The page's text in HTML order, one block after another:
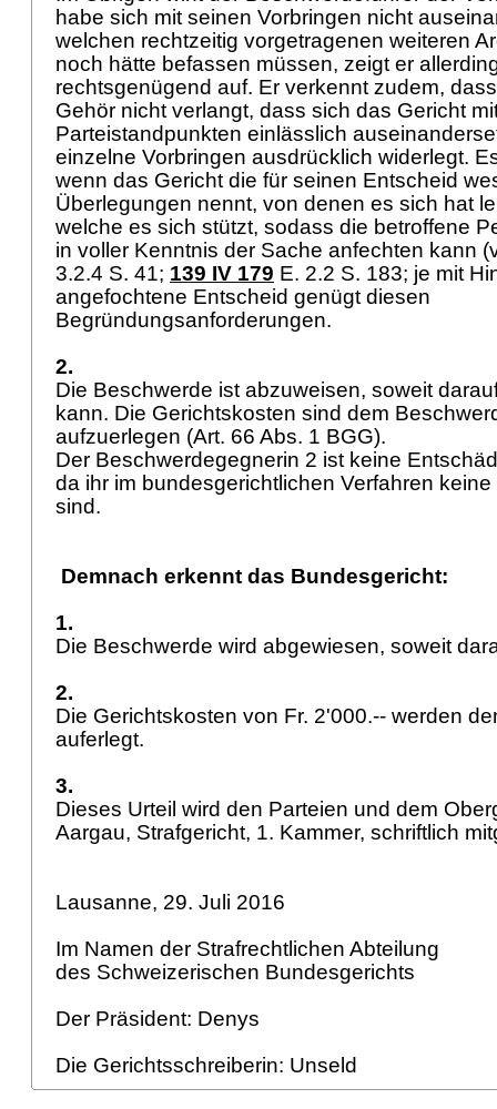
habe sich mit seinen Vorbringen nicht
welchen rechtzeitig vorgetragenen weiteren
noch hätte befassen müssen, zeigt er
rechtsgenügend auf. Er verkennt zudem,
Gehör nicht verlangt, dass sich das Gericht
Parteistandpunkten einlässlich
einzelne Vorbringen ausdrücklich widerlegt.
wenn das Gericht die für seinen Entscheid
Überlegungen nennt, von denen es sich hat
welche es sich stützt, sodass die betroffene
in voller Kenntnis der Sache anfechten kann
3.2.4 S. 41; 139 IV 179 E. 2.2 S. 183; je mit
angefochtene Entscheid genügt diesen
Begründungsanforderungen.
2.
Die Beschwerde ist abzuweisen, soweit
kann. Die Gerichtskosten sind dem
aufzuerlegen (Art. 66 Abs. 1 BGG).
Der Beschwerdegegnerin 2 ist keine
da ihr im bundesgerichtlichen Verfahren
sind.
Demnach erkennt das Bundesgericht:
1.
Die Beschwerde wird abgewiesen, soweit
2.
Die Gerichtskosten von Fr. 2'000.-- werden
auferlegt.
3.
Dieses Urteil wird den Parteien und dem
Aargau, Strafgericht, 1. Kammer, schriftlich
Lausanne, 29. Juli 2016
Im Namen der Strafrechtlichen Abteilung
des Schweizerischen Bundesgerichts
Der Präsident: Denys
Die Gerichtsschreiberin: Unseld